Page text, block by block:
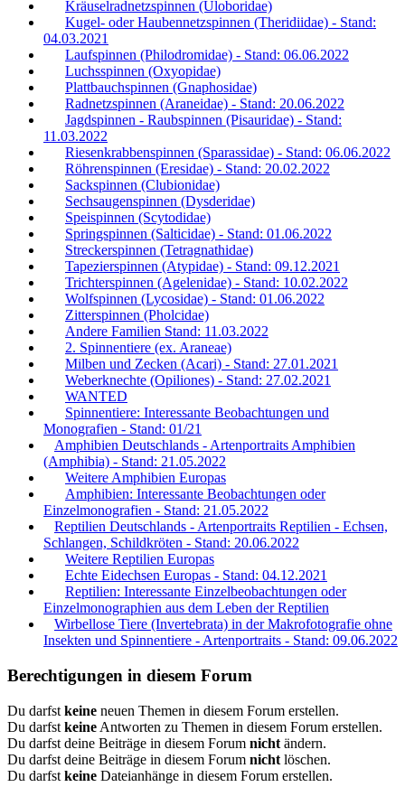
Kräuselradnetzspinnen (Uloboridae)
Kugel- oder Haubennetzspinnen (Theridiidae) - Stand:
04.03.2021
Laufspinnen (Philodromidae) - Stand: 06.06.2022
Luchsspinnen (Oxyopidae)
Plattbauchspinnen (Gnaphosidae)
Radnetzspinnen (Araneidae) - Stand: 20.06.2022
Jagdspinnen - Raubspinnen (Pisauridae) - Stand:
11.03.2022
Riesenkrabbenspinnen (Sparassidae) - Stand: 06.06.2022
Röhrenspinnen (Eresidae) - Stand: 20.02.2022
Sackspinnen (Clubionidae)
Sechsaugenspinnen (Dysderidae)
Speispinnen (Scytodidae)
Springspinnen (Salticidae) - Stand: 01.06.2022
Streckerspinnen (Tetragnathidae)
Tapezierspinnen (Atypidae) - Stand: 09.12.2021
Trichterspinnen (Agelenidae) - Stand: 10.02.2022
Wolfspinnen (Lycosidae) - Stand: 01.06.2022
Zitterspinnen (Pholcidae)
Andere Familien Stand: 11.03.2022
2. Spinnentiere (ex. Araneae)
Milben und Zecken (Acari) - Stand: 27.01.2021
Weberknechte (Opiliones) - Stand: 27.02.2021
WANTED
Spinnentiere: Interessante Beobachtungen und
Monografien - Stand: 01/21
Amphibien Deutschlands - Artenportraits Amphibien
(Amphibia) - Stand: 21.05.2022
Weitere Amphibien Europas
Amphibien: Interessante Beobachtungen oder
Einzelmonografien - Stand: 21.05.2022
Reptilien Deutschlands - Artenportraits Reptilien - Echsen,
Schlangen, Schildkröten - Stand: 20.06.2022
Weitere Reptilien Europas
Echte Eidechsen Europas - Stand: 04.12.2021
Reptilien: Interessante Einzelbeobachtungen oder
Einzelmonographien aus dem Leben der Reptilien
Wirbellose Tiere (Invertebrata) in der Makrofotografie ohne
Insekten und Spinnentiere - Artenportraits - Stand: 09.06.2022
Berechtigungen in diesem Forum
Du darfst keine neuen Themen in diesem Forum erstellen.
Du darfst keine Antworten zu Themen in diesem Forum erstellen.
Du darfst deine Beiträge in diesem Forum nicht ändern.
Du darfst deine Beiträge in diesem Forum nicht löschen.
Du darfst keine Dateianhänge in diesem Forum erstellen.